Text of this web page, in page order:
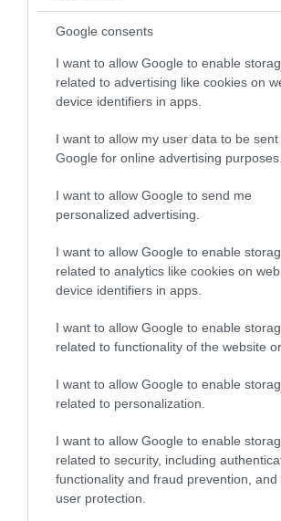
Google consents
I want to allow Google to enable
related to advertising like cookies on
device identifiers in apps.
I want to allow my user data to be sent
Google for online advertising purposes.
I want to allow Google to send me
personalized advertising.
I want to allow Google to enable
related to analytics like cookies on
device identifiers in apps.
I want to allow Google to enable
related to functionality of the website
I want to allow Google to enable
related to personalization.
I want to allow Google to enable
related to security, including
functionality and fraud prevention, and
user protection.